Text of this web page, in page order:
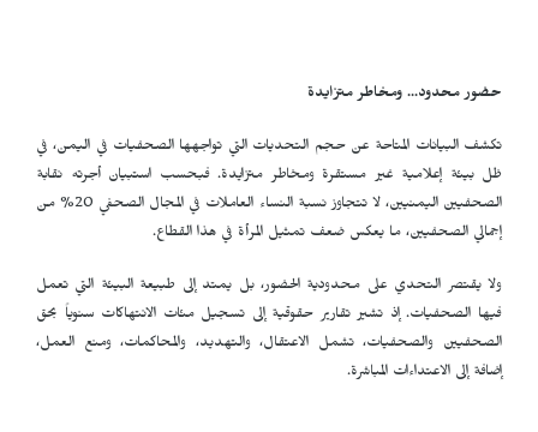
حضور محدود... ومخاطر متزايدة
تكشف البيانات المتاحة عن حجم التحديات التي تواجهها الصحفيات في اليمن، في
ظل بيئة إعلامية غير مستقرة ومخاطر متزايدة. فبحسب استبيان أجرته نقابة
الصحفيين اليمنيين، لا تتجاوز نسبة النساء العاملات في المجال الصحفي 20% من
إجمالي الصحفيين، ما يعكس ضعف تمثيل المرأة في هذا القطاع.
ولا يقتصر التحدي على محدودية الحضور، بل يمتد إلى طبيعة البيئة التي تعمل
فيها الصحفيات. إذ تشير تقارير حقوقية إلى تسجيل مئات الانتهاكات سنوياً بحق
الصحفيين والصحفيات، تشمل الاعتقال، والتهديد، والمحاكمات، ومنع العمل،
إضافة إلى الاعتداءات المباشرة.